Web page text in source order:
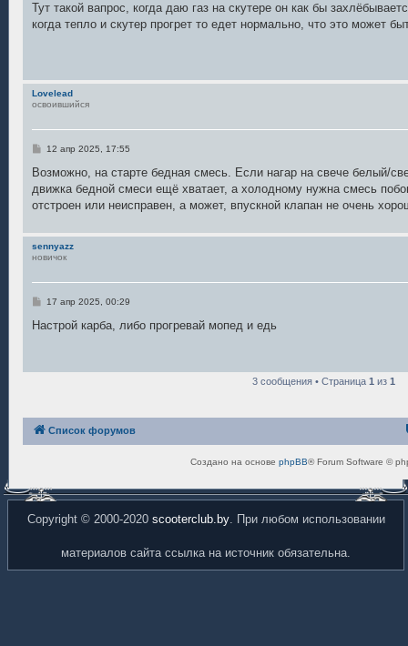
о
щ
Тут такой вапрос, когда даю газ на скутере он как бы
когда тепло и скутер прогрет то едет нормально, что это может
Lovelead
освоившийся
С
о
щ
е
е
12 апр 2025, 17:55
Возможно, на старте бедная смесь. Если нагар на свече белый/
движка бедной смеси ещё хватает, а холодному нужна смесь
отстроен или неисправен, а может, впускной клапан не очень
sennyazz
новичок
С
о
17 апр 2025, 00:29
Настрой карба, либо прогревай мопед и едь
3 сообщения • Страница 1 из 1
Список форумов
Создано на основе phpBB® Forum Software ©
Copyright © 2000-2020 scooterclub.by. При любом использовании
материалов сайта ссылка на источник обязательна.